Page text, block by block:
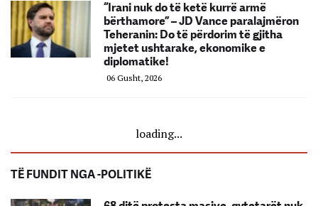
“Irani nuk do të ketë kurrë armë
bërthamore” – JD Vance paralajmëron
Teheranin: Do të përdorim të gjitha
mjetet ushtarake, ekonomike e
diplomatike!
06 Gusht, 2026
loading...
TË FUNDIT NGA -POLITIKË